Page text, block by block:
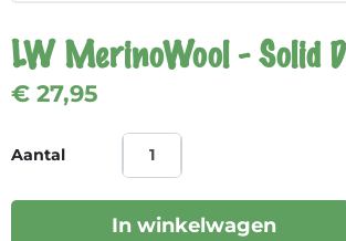
LW MerinoWool - Solid
€ 27,95
Aantal
In winkelwagen